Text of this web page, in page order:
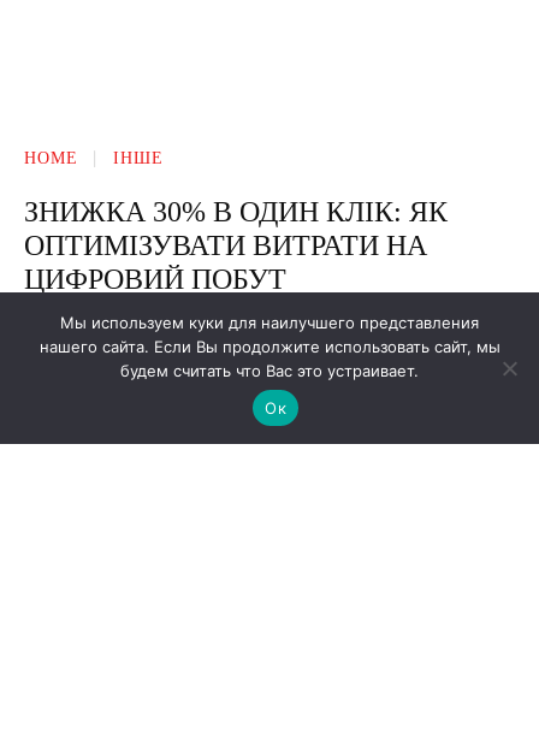
Мы используем куки для наилучшего представления
нашего сайта. Если Вы продолжите использовать сайт, мы
будем считать что Вас это устраивает.
Ок